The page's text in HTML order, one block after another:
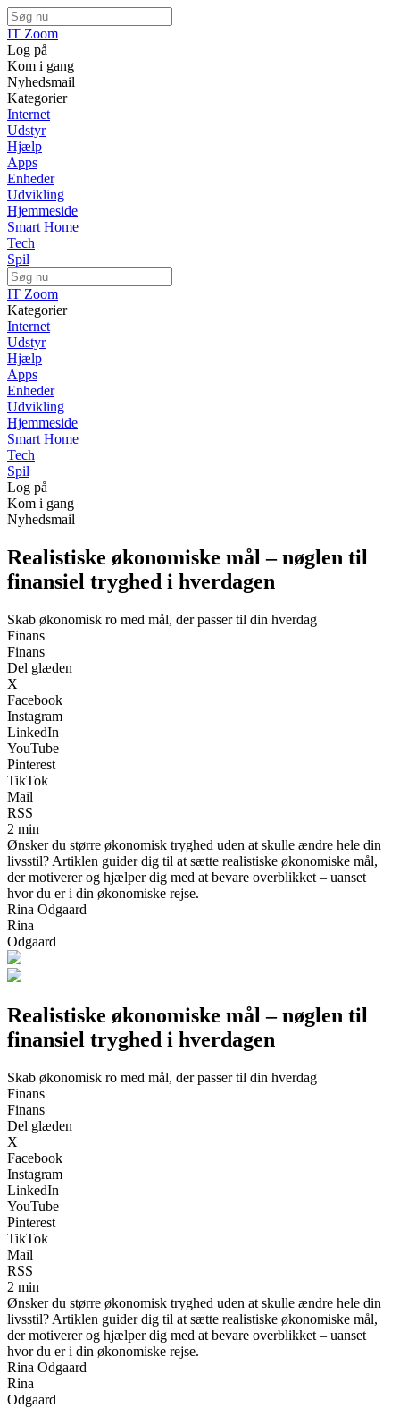
IT Zoom
Log på
Kom i gang
Nyhedsmail
Kategorier
Internet
Udstyr
Hjælp
Apps
Enheder
Udvikling
Hjemmeside
Smart Home
Tech
Spil
IT Zoom
Kategorier
Internet
Udstyr
Hjælp
Apps
Enheder
Udvikling
Hjemmeside
Smart Home
Tech
Spil
Log på
Kom i gang
Nyhedsmail
Realistiske økonomiske mål – nøglen til
finansiel tryghed i hverdagen
Skab økonomisk ro med mål, der passer til din hverdag
Finans
Finans
Del glæden
X
Facebook
Instagram
LinkedIn
YouTube
Pinterest
TikTok
Mail
RSS
2 min
Ønsker du større økonomisk tryghed uden at skulle ændre hele din
livsstil? Artiklen guider dig til at sætte realistiske økonomiske mål,
der motiverer og hjælper dig med at bevare overblikket – uanset
hvor du er i din økonomiske rejse.
Rina Odgaard
Rina
Odgaard
Realistiske økonomiske mål – nøglen til
finansiel tryghed i hverdagen
Skab økonomisk ro med mål, der passer til din hverdag
Finans
Finans
Del glæden
X
Facebook
Instagram
LinkedIn
YouTube
Pinterest
TikTok
Mail
RSS
2 min
Ønsker du større økonomisk tryghed uden at skulle ændre hele din
livsstil? Artiklen guider dig til at sætte realistiske økonomiske mål,
der motiverer og hjælper dig med at bevare overblikket – uanset
hvor du er i din økonomiske rejse.
Rina Odgaard
Rina
Odgaard